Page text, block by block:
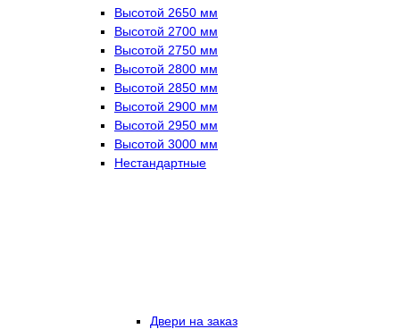
Высотой 2650 мм
Высотой 2700 мм
Высотой 2750 мм
Высотой 2800 мм
Высотой 2850 мм
Высотой 2900 мм
Высотой 2950 мм
Высотой 3000 мм
Нестандартные
Двери на заказ